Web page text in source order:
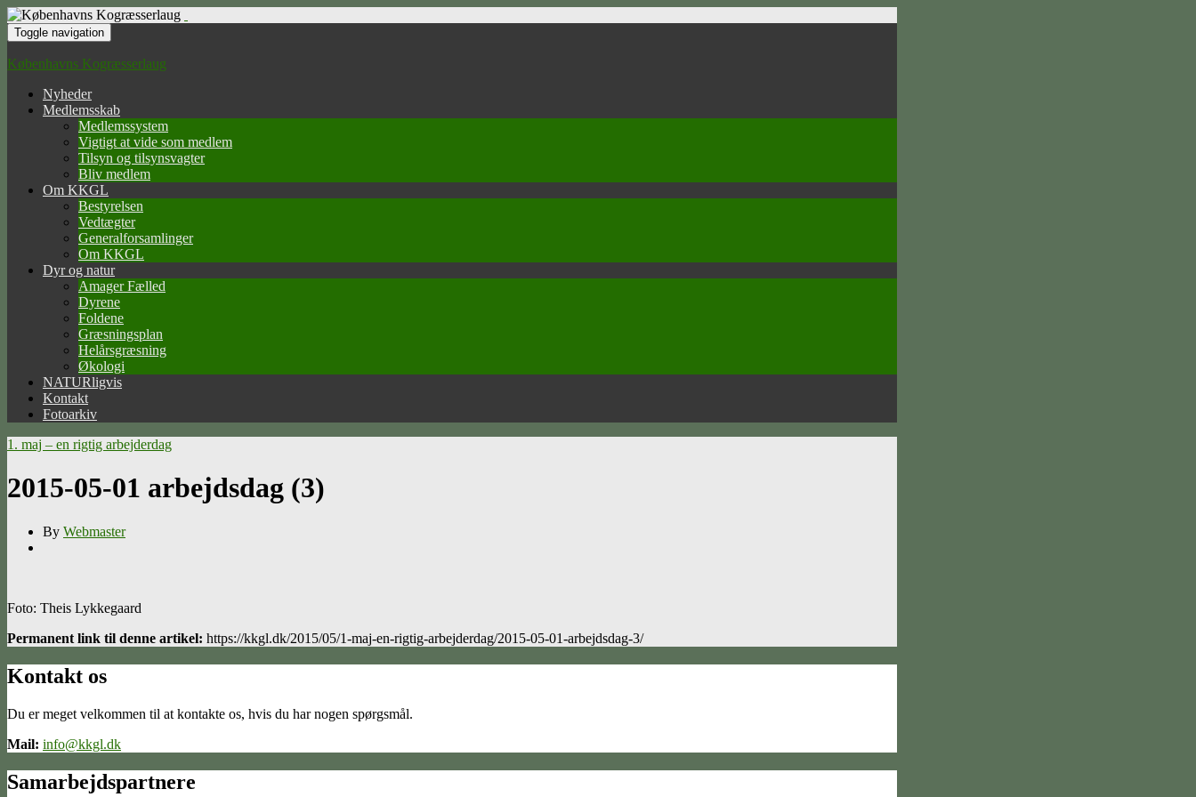
Toggle navigation
Københavns Kogræsserlaug
Nyheder
Medlemsskab
Medlemssystem
Vigtigt at vide som medlem
Tilsyn og tilsynsvagter
Bliv medlem
Om KKGL
Bestyrelsen
Vedtægter
Generalforsamlinger
Om KKGL
Dyr og natur
Amager Fælled
Dyrene
Foldene
Græsningsplan
Helårsgræsning
Økologi
NATURligvis
Kontakt
Fotoarkiv
1. maj – en rigtig arbejderdag
2015-05-01 arbejdsdag (3)
By Webmaster
Foto: Theis Lykkegaard
Permanent link til denne artikel: https://kkgl.dk/2015/05/1-maj-en-rigtig-arbejderdag/2015-05-01-arbejdsdag-3/
Kontakt os
Du er meget velkommen til at kontakte os, hvis du har nogen spørgsmål.
Mail: info@kkgl.dk
Samarbejdspartnere